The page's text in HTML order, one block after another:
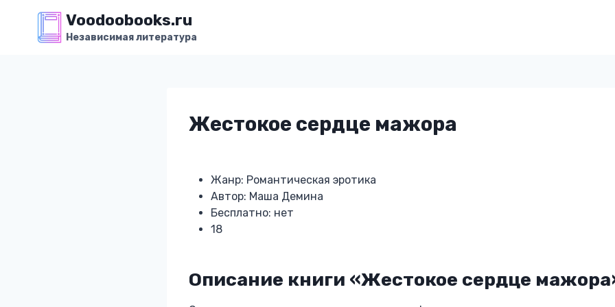
содержимому
Voodoobooks.ru
Независимая литература
Жестокое сердце мажора
Жанр: Романтическая эротика
Автор: Маша Демина
Бесплатно: нет
18
Описание книги «Жестокое сердце